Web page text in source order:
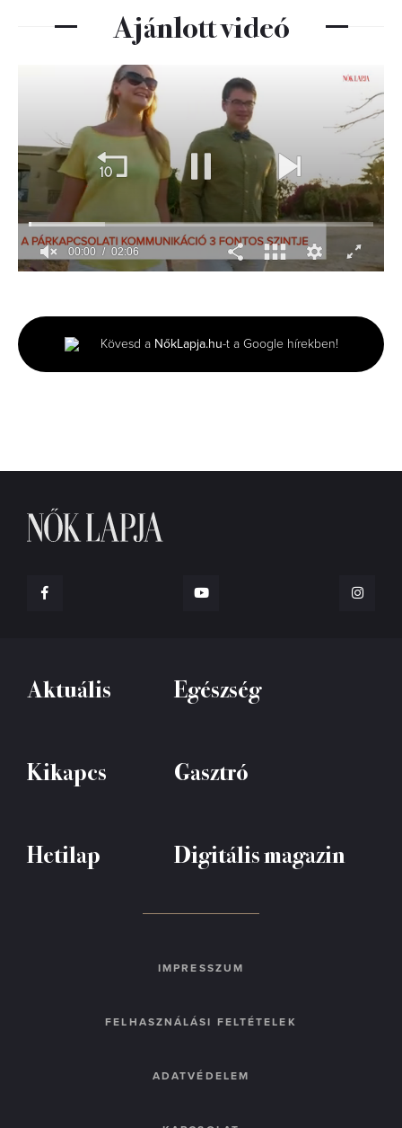
Ajánlott videó
minutes,
6
seconds
00:01 02:06
Kövesd a NőkLapja.hu-t a Google hírekben!
Aktuális Egészség
Kikapcs Gasztró
Hetilap Digitális magazin
IMPRESSZUM
FELHASZNÁLÁSI FELTÉTELEK
ADATVÉDELEM